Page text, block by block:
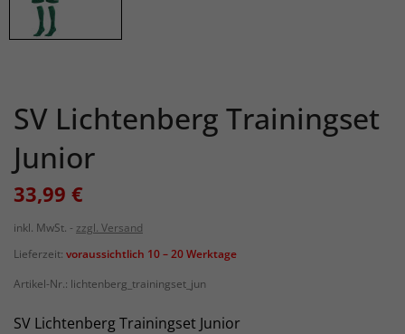
SV Lichtenberg Trainingset
Junior
33,99 €
inkl. MwSt.
zzgl. Versand
Lieferzeit: voraussichtlich 10 – 20 Werktage
Artikel-Nr.: lichtenberg_trainingset_jun
SV Lichtenberg Trainingset Junior